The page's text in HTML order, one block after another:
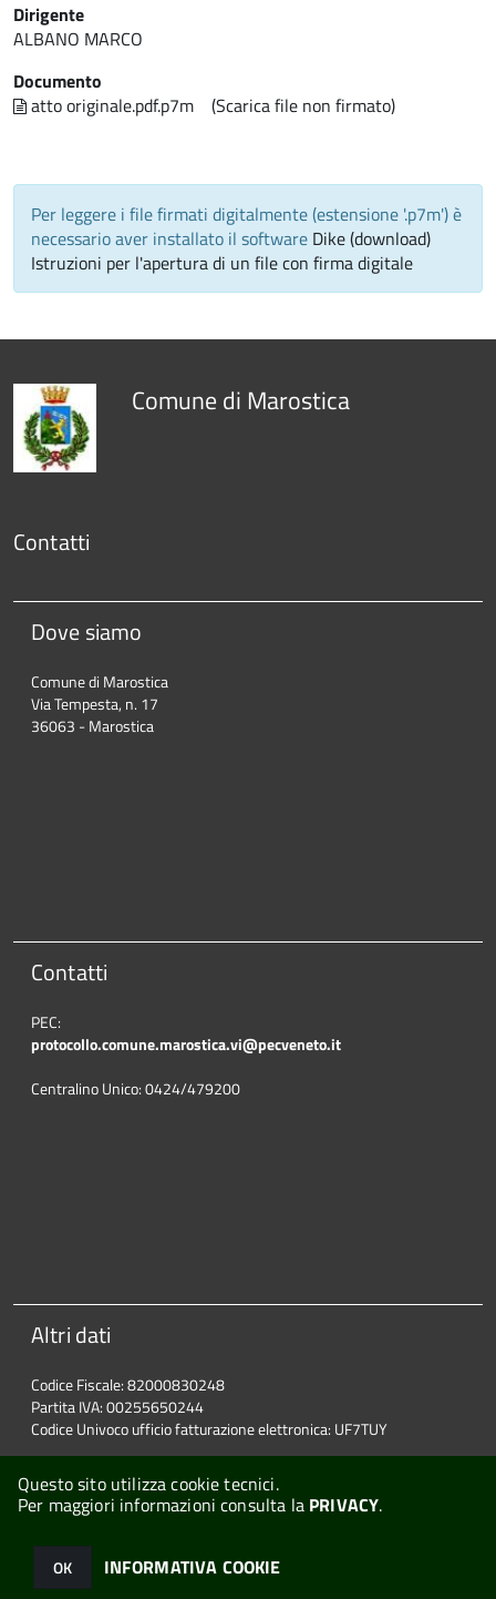
Questo sito utilizza cookie tecnici.
Per maggiori informazioni consulta la PRIVACY.
OK INFORMATIVA COOKIE
Dirigente
ALBANO MARCO
Documento
atto originale.pdf.p7m
(Scarica file non firmato)
Per leggere i file firmati digitalmente (estensione '.p7m') è
necessario aver installato il software Dike (download)
Istruzioni per l'apertura di un file con firma digitale
Comune di Marostica
Contatti
Dove siamo
Comune di Marostica
Via Tempesta, n. 17
36063 - Marostica
Contatti
PEC:
protocollo.comune.marostica.vi@pecveneto.it
Centralino Unico: 0424/479200
Altri dati
Codice Fiscale: 82000830248
Partita IVA: 00255650244
Codice Univoco ufficio fatturazione elettronica: UF7TUY